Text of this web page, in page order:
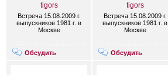
tigors
Встреча 15.08.2009 г.
выпускников 1981 г. в
Москве
Обсудить
tigors
Встреча 15.08.2009 г.
выпускников 1981 г. в
Москве
Обсудить